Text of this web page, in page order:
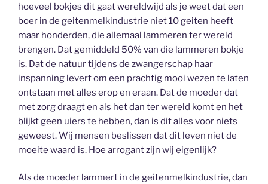
hoeveel bokjes dit gaat wereldwijd als je weet dat een
boer in de geitenmelkindustrie niet 10 geiten heeft
maar honderden, die allemaal lammeren ter wereld
brengen. Dat gemiddeld 50% van die lammeren bokje
is. Dat de natuur tijdens de zwangerschap haar
inspanning levert om een prachtig mooi wezen te laten
ontstaan met alles erop en eraan. Dat de moeder dat
met zorg draagt en als het dan ter wereld komt en het
blijkt geen uiers te hebben, dan is dit alles voor niets
geweest. Wij mensen beslissen dat dit leven niet de
moeite waard is. Hoe arrogant zijn wij eigenlijk?
Als de moeder lammert in de geitenmelkindustrie, dan